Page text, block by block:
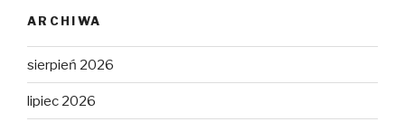
ARCHIWA
sierpień 2026
lipiec 2026